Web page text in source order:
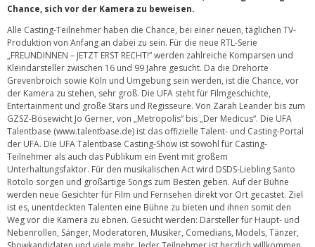
Chance, sich vor der Kamera zu beweisen.
Alle Casting-Teilnehmer haben die Chance, bei einer neuen, täglichen TV-
Produktion von Anfang an dabei zu sein. Für die neue RTL-Serie
„FREUNDINNEN – JETZT ERST RECHT!“ werden zahlreiche Komparsen und
Kleindarsteller zwischen 16 und 99 Jahre gesucht. Da die Drehorte
Grevenbroich sowie Köln und Umgebung sein werden, ist die Chance, vor
der Kamera zu stehen, sehr groß. Die UFA steht für Filmgeschichte,
Entertainment und große Stars und Regisseure. Von Zarah Leander bis zum
GZSZ-Bösewicht Jo Gerner, von „Metropolis“ bis „Der Medicus“. Die UFA
Talentbase (www.talentbase.de) ist das offizielle Talent- und Casting-Portal
der UFA. Die UFA Talentbase Casting-Show ist sowohl für Casting-
Teilnehmer als auch das Publikum ein Event mit großem
Unterhaltungsfaktor. Für den musikalischen Act wird DSDS-Liebling Santo
Rotolo sorgen und großartige Songs zum Besten geben. Auf der Bühne
werden neue Gesichter für Film und Fernsehen direkt vor Ort gecastet. Ziel
ist es, unentdeckten Talenten eine Bühne zu bieten und ihnen somit den
Weg vor die Kamera zu ebnen. Gesucht werden: Darsteller für Haupt- und
Nebenrollen, Sänger, Moderatoren, Musiker, Comedians, Models, Tänzer,